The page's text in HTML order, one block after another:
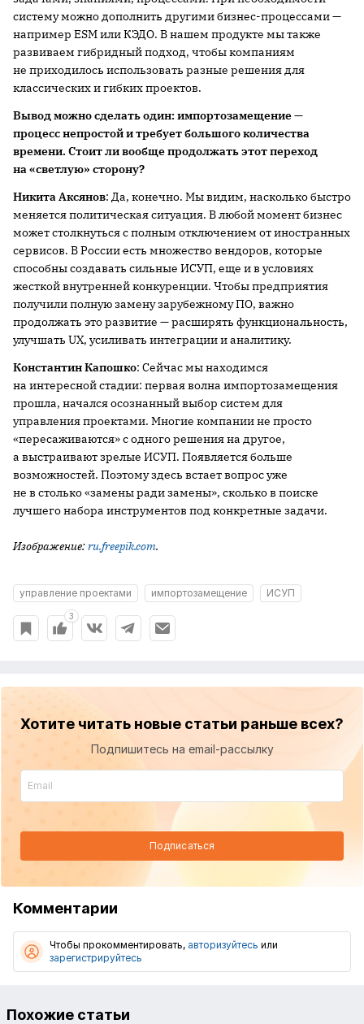
систему можно дополнить другими бизнес-процессами —
например ESM или КЭДО. В нашем продукте мы также
развиваем гибридный подход, чтобы компаниям
не приходилось использовать разные решения для
классических и гибких проектов.
Вывод можно сделать один: импортозамещение —
процесс непростой и требует большого количества
времени. Стоит ли вообще продолжать этот переход
на «светлую» сторону?
Никита Аксянов: Да, конечно. Мы видим, насколько быстро
меняется политическая ситуация. В любой момент бизнес
может столкнуться с полным отключением от иностранных
сервисов. В России есть множество вендоров, которые
способны создавать сильные ИСУП, еще и в условиях
жесткой внутренней конкуренции. Чтобы предприятия
получили полную замену зарубежному ПО, важно
продолжать это развитие — расширять функциональность,
улучшать UX, усиливать интеграции и аналитику.
Константин Капошко: Сейчас мы находимся
на интересной стадии: первая волна импортозамещения
прошла, начался осознанный выбор систем для
управления проектами. Многие компании не просто
«пересаживаются» с одного решения на другое,
а выстраивают зрелые ИСУП. Появляется больше
возможностей. Поэтому здесь встает вопрос уже
не в столько «замены ради замены», сколько в поиске
лучшего набора инструментов под конкретные задачи.
Изображение: ru.freepik.com.
управление проектами импортозамещение ИСУП
3
Хотите читать новые статьи раньше всех?
Подпишитесь на email-рассылку
Подписаться
Комментарии
Чтобы прокомментировать, авторизуйтесь или
зарегистрируйтесь
Похожие статьи